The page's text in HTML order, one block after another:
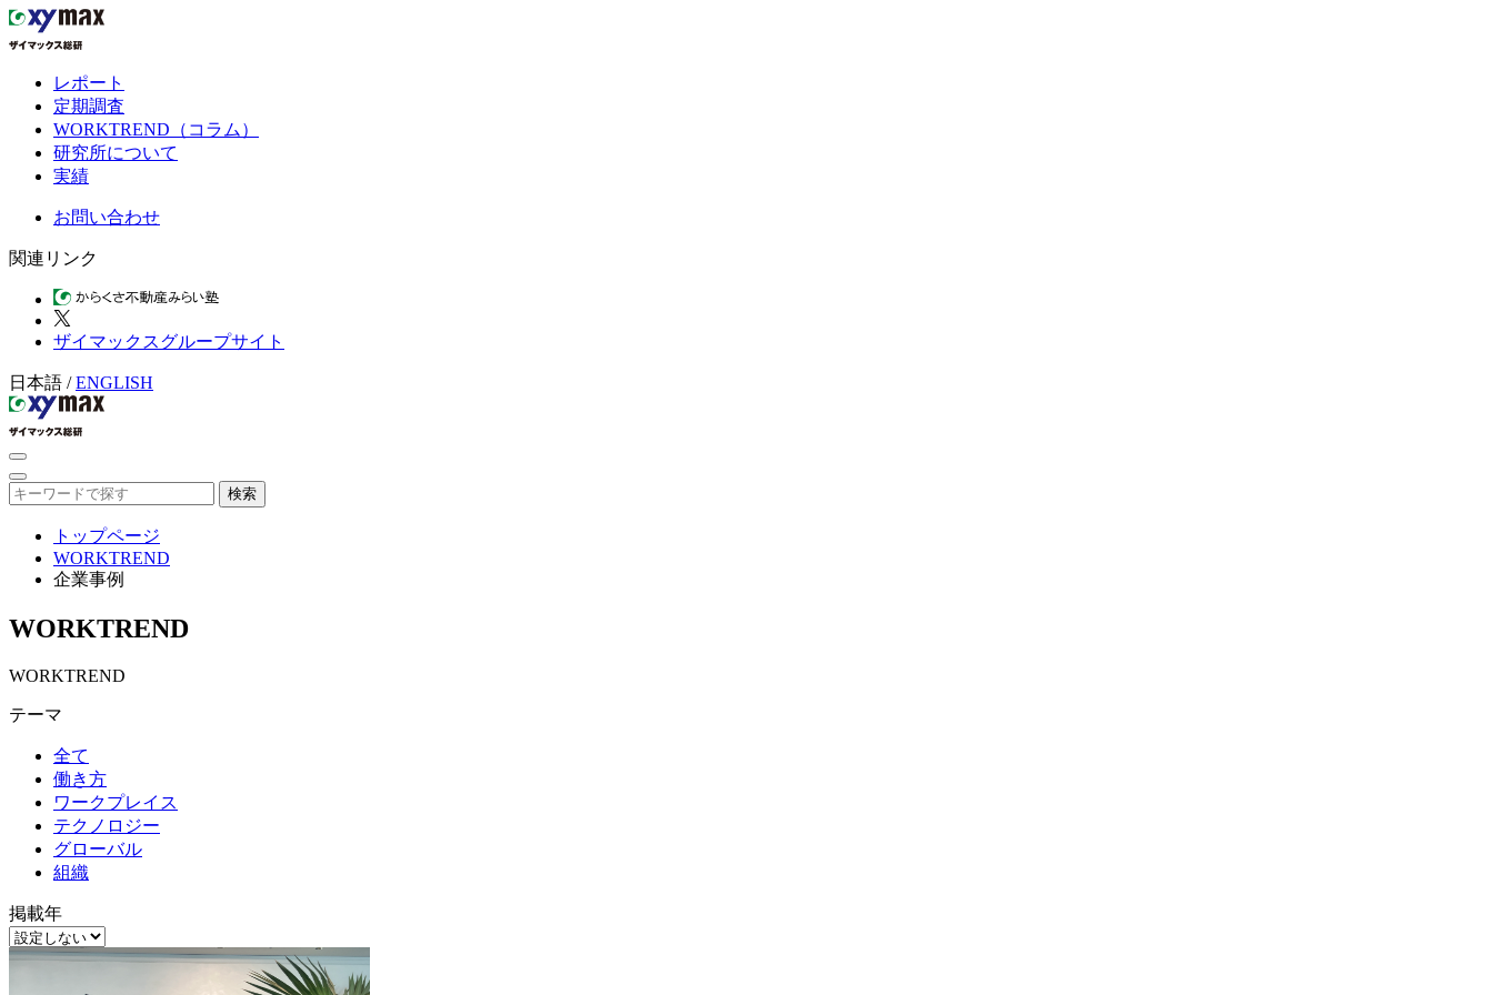
レポート
定期調査
WORKTREND（コラム）
研究所について
実績
お問い合わせ
関連リンク
ザイマックスグループサイト
日本語 /ENGLISH
検索
トップページ
WORKTREND
企業事例
WORKTREND
WORKTREND
テーマ
全て
働き方
ワークプレイス
テクノロジー
グローバル
組織
掲載年